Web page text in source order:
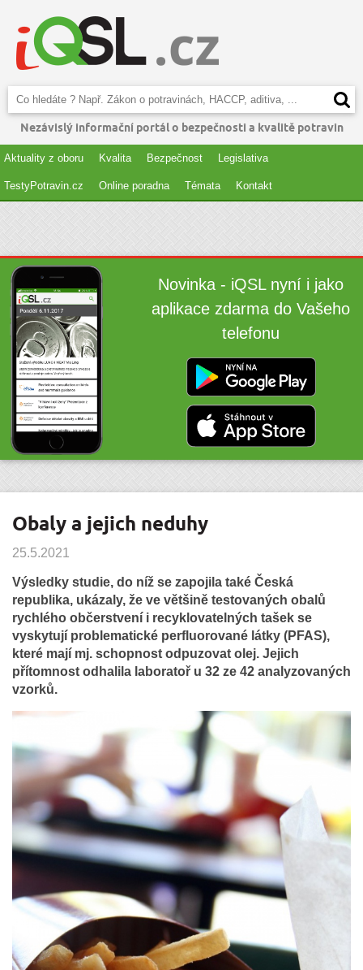
Nezávislý informační portál o bezpečnosti a kvalitě potravin
Aktuality z oboru Kvalita Bezpečnost Legislativa
TestyPotravin.cz Online poradna Témata Kontakt
Novinka - iQSL nyní i jako
aplikace zdarma do Vašeho
telefonu
Obaly a jejich neduhy
25.5.2021
Výsledky studie, do níž se zapojila také Česká
republika, ukázaly, že ve většině testovaných obalů
rychlého občerstvení i recyklovatelných tašek se
vyskytují problematické perfluorované látky (PFAS),
které mají mj. schopnost odpuzovat olej. Jejich
přítomnost odhalila laboratoř u 32 ze 42 analyzovaných
vzorků.